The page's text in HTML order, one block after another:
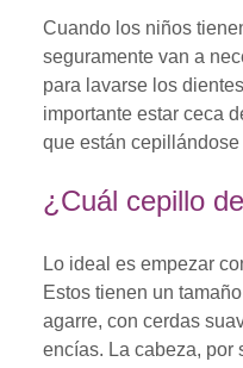
Cuando los niños
seguramente van a
para lavarse los
importante estar ceca
que están cepillándose
¿Cuál cepillo
Lo ideal es empezar
Estos tienen un
agarre, con cerdas
encías. La cabeza, por